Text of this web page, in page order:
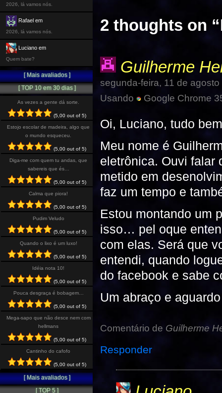
2 thoughts on “
Guilherme
segunda-feira, 11 de
Usando
Google Chrome
Oi, Luciano, tudo
Meu nome é
eletrônica. Ouvi falar
metido em
faz um tempo e
Estou montando um
isso… pel oque
com elas. Será que
entendi, quando
do facebook e sabe
Um abraço e
Comentário de Guilherme
Responder
2026, lá vamos nós.
Rafael em
2026, lá vamos nós.
Luciano em
Quem bate?
[ Mais avaliados ]
[ TOP 10 em 30 dias ]
As vezes a gente dá sorte.
(5,00 out of 5)
Estojo escolar de madeira, algo que
o mundo esqueceu.
(5,00 out of 5)
Diga-me com quem tu andas, que
sabereis que és…
(5,00 out of 5)
Calma que piora!
(5,00 out of 5)
Pudim Veludo
(5,00 out of 5)
Quando o lixo é um luxo!
(5,00 out of 5)
Idéia nota 10!
(5,00 out of 5)
Pouca desgraça é bobagem…
(5,00 out of 5)
Mega-sapo que não desce nem com
hellmans
(5,00 out of 5)
Cantinho do cafofo
(5,00 out of 5)
[ Mais avaliados ]
[ TOP 5 ]